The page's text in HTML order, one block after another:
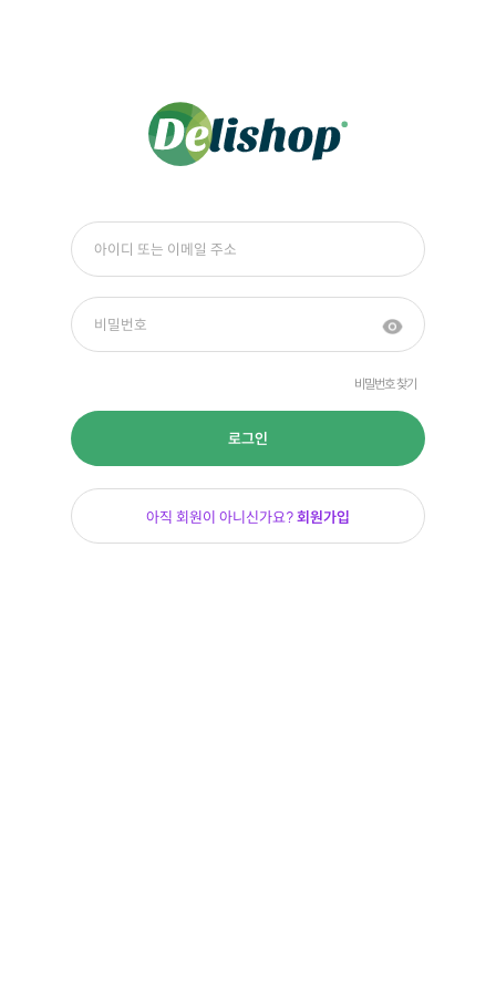
비밀번호 찾기
로그인
아직 회원이 아니신가요?회원가입